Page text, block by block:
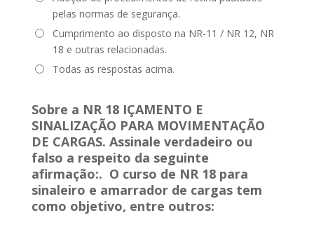
pelas normas de segurança.
Cumprimento ao disposto na NR-11 / NR 12, NR
18 e outras relacionadas.
Todas as respostas acima.
Sobre a NR 18 IÇAMENTO E
SINALIZAÇÃO PARA MOVIMENTAÇÃO
DE CARGAS. Assinale verdadeiro ou
falso a respeito da seguinte
afirmação:. O curso de NR 18 para
sinaleiro e amarrador de cargas tem
como objetivo, entre outros: